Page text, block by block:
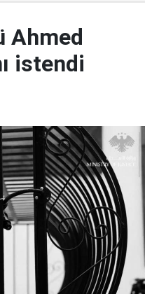
Ahmed
istendi